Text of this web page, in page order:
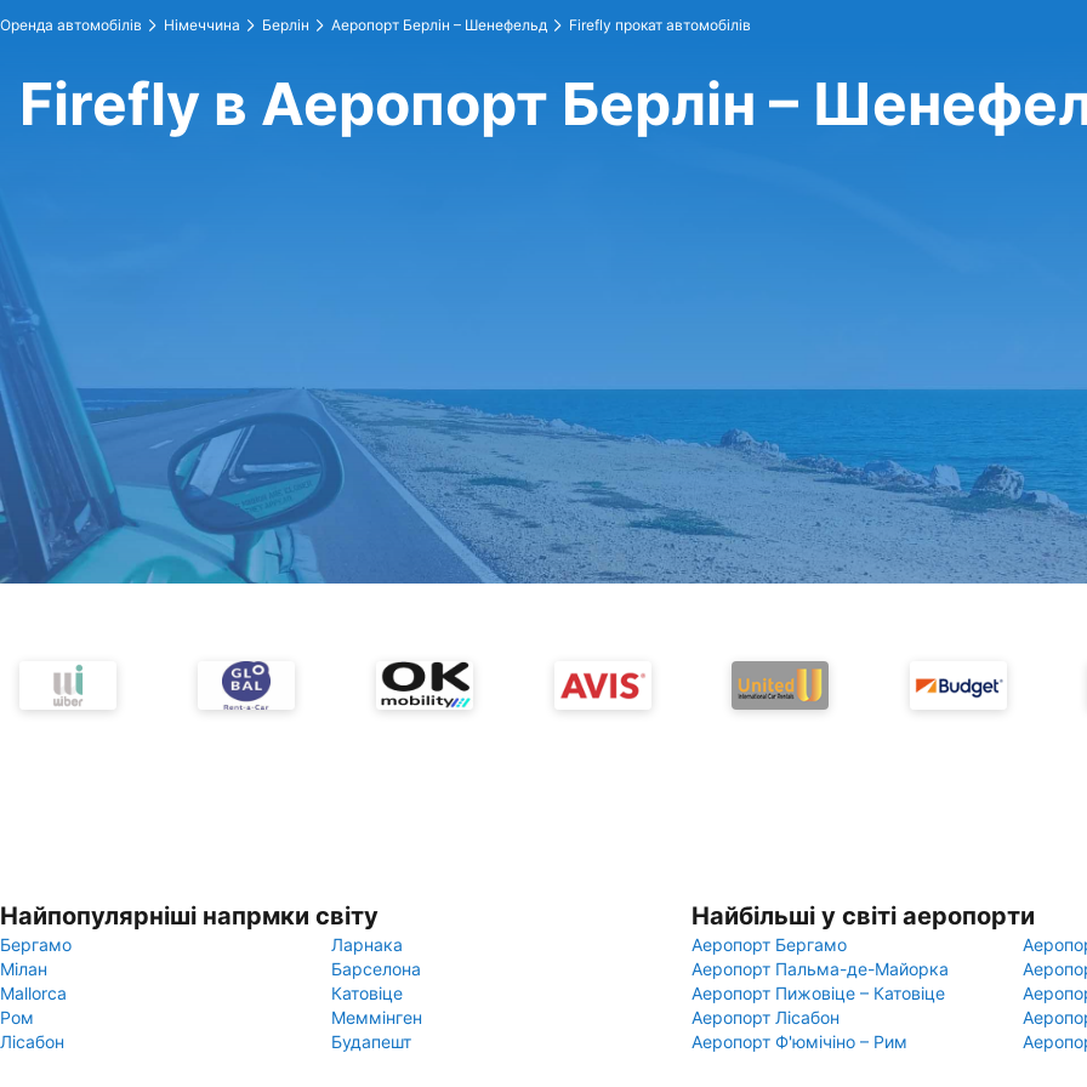
Оренда автомобілів Німеччина Берлін Аеропорт Берлін – Шенефельд Firefly прокат автомобілів
Firefly в Аеропорт Берлін –
Найпопулярніші напрмки світу
Бергамо
Ларнака
Мілан
Барселона
Mallorca
Катовіце
Ром
Меммінген
Лісабон
Будапешт
Найбільші у світі аеропорти
Аеропорт Бергамо
Аеропорт Пальма-де-Майорка
Аеропорт Пижовіце – Катовіце
Аеропорт Лісабон
Аеропорт Ф'юмічіно – Рим